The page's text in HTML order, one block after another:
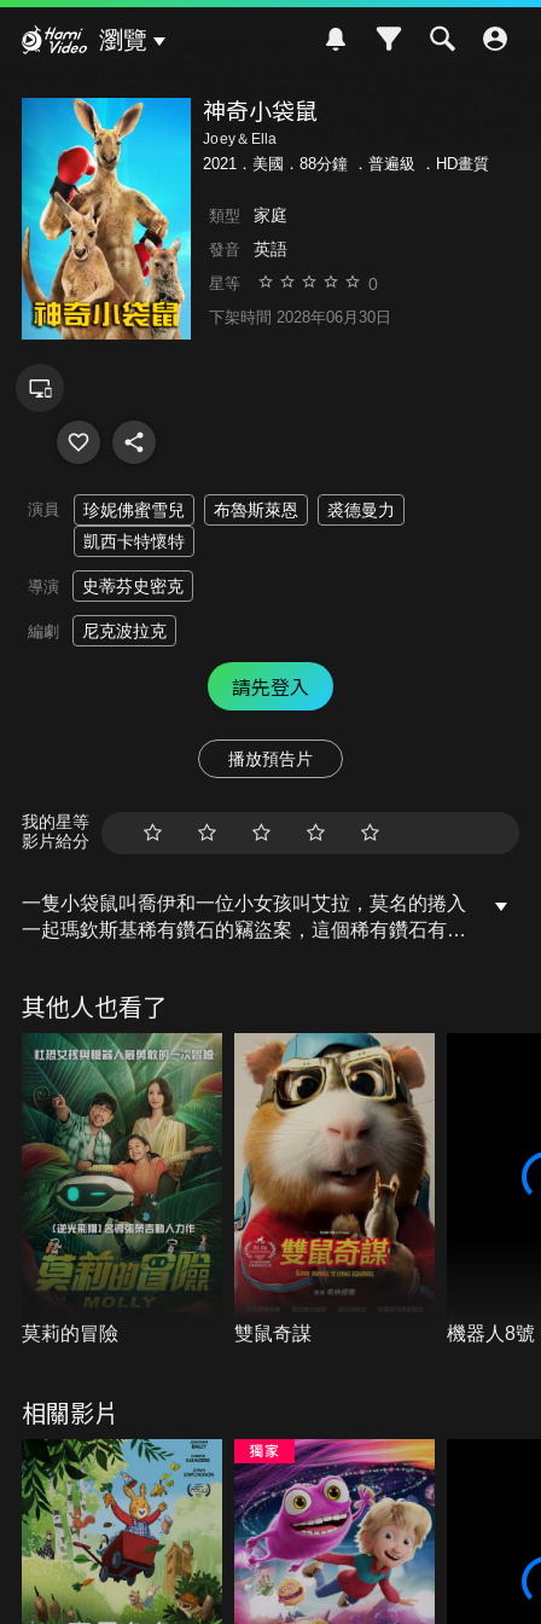
瀏覽
神奇小袋鼠
Joey＆Ella
2021．美國．88分鐘 ． 普遍級 ．HD畫質
類型 家庭
發音 英語
星等 0
下架時間 2028年06月30日
演員 珍妮佛蜜雪兒 布魯斯萊恩
裘德曼力
凱西卡特懷特
導演 史蒂芬史密克
編劇 尼克波拉克
請先登入
播放預告片
我的星等
影片給分
一隻小袋鼠叫喬伊和一位小女孩叫艾拉，莫名的捲入
一起瑪欽斯基稀有鑽石的竊盜案，這個稀有鑽石有神
了，艾拉不只從喬伊的友情裡得著安慰，艾拉也幫助
喬伊找到了母親，喬伊和艾拉讓竊賊不僅未能成功獲
取鑽石，最後還成功地讓竊賊被繩之以法，劇中人物
均獲得完滿的歸宿。
其他人也看了
莫莉的冒險 雙鼠奇謀 機器人8號
相關影片